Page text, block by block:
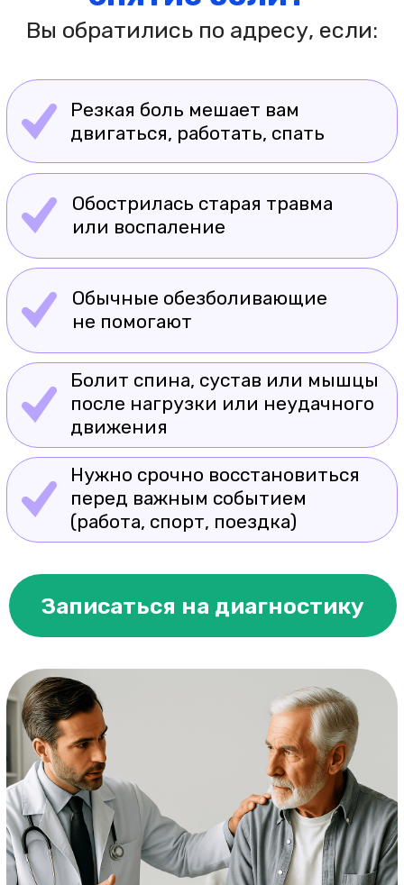
Записаться на диагностику
перед важным событием
(работа, спорт, поездка)
Почемунельзя терпеть
острую боль?
Усиление воспаления и отёков
Ограничение подвижности,
потеря работоспособности
Развитие хронической боли,
которую потом сложнее убрать
Боль — это сигнал организма, и
её нужно лечить, а не терпеть!
Если не снять боль вовремя,